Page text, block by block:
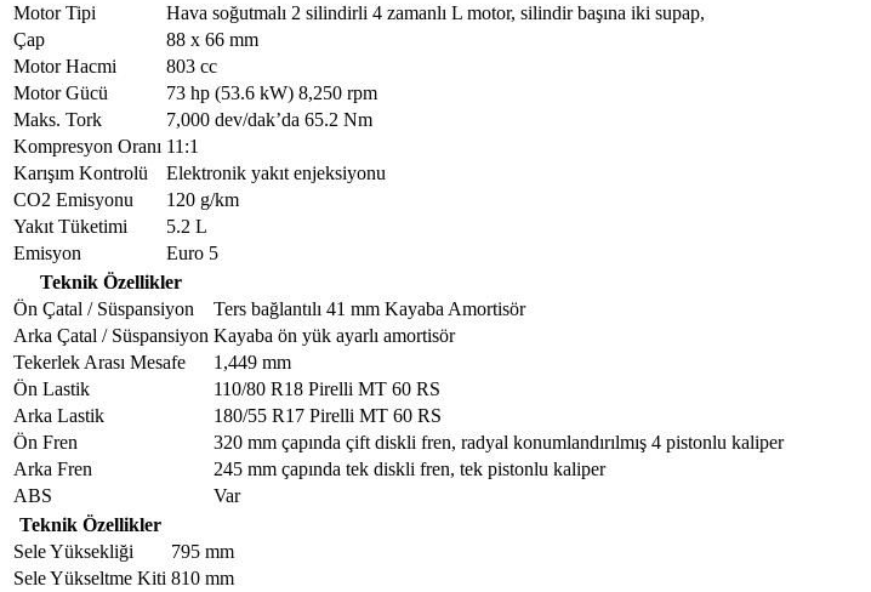
Motor Tipi
Hava soğutmalı 2 silindirli 4 zamanlı L motor, silindir başına iki supap,
Çap
88 x 66 mm
Motor Hacmi
803 cc
Motor Gücü
73 hp (53.6 kW) 8,250 rpm
Maks. Tork
7,000 dev/dak’da 65.2 Nm
Kompresyon Oranı 11:1
Karışım Kontrolü
Elektronik yakıt enjeksiyonu
CO2 Emisyonu
120 g/km
Yakıt Tüketimi
5.2 L
Emisyon
Euro 5
Teknik Özellikler
Ön Çatal / Süspansiyon
Ters bağlantılı 41 mm Kayaba Amortisör
Arka Çatal / Süspansiyon Kayaba ön yük ayarlı amortisör
Tekerlek Arası Mesafe
1,449 mm
Ön Lastik
110/80 R18 Pirelli MT 60 RS
Arka Lastik
180/55 R17 Pirelli MT 60 RS
Ön Fren
320 mm çapında çift diskli fren, radyal konumlandırılmış 4 pistonlu kaliper
Arka Fren
245 mm çapında tek diskli fren, tek pistonlu kaliper
ABS
Var
Teknik Özellikler
Sele Yüksekliği
795 mm
Sele Yükseltme Kiti 810 mm